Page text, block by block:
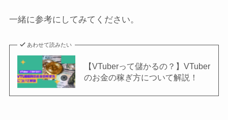
一緒に参考にしてみてください。
あわせて読みたい
【VTuberって儲かるの？】VTuber
のお金の稼ぎ方について解説！